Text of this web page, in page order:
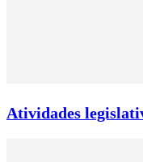
Atividades